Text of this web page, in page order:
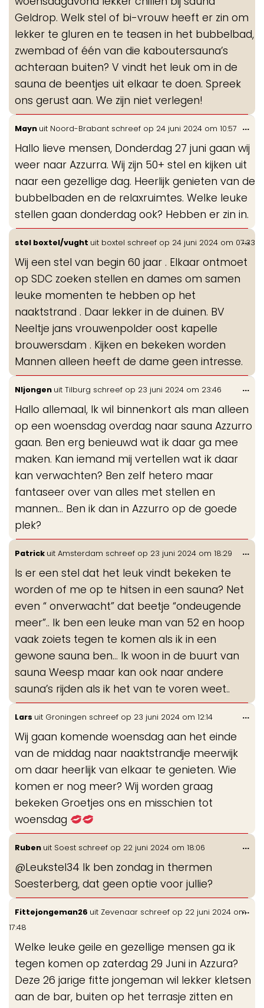
Geldrop. Welk stel of bi-vrouw heeft er zin om
lekker te gluren en te teasen in het bubbelbad,
zwembad of één van die kaboutersauna’s
achteraan buiten? V vindt het leuk om in de
sauna de beentjes uit elkaar te doen. Spreek
ons gerust aan. We zijn niet verlegen!
Mayn uit Noord-Brabant schreef op 24 juni 2024 om 10:57
Hallo lieve mensen, Donderdag 27 juni gaan wij
weer naar Azzurra. Wij zijn 50+ stel en kijken uit
naar een gezellige dag. Heerlijk genieten van de
bubbelbaden en de relaxruimtes. Welke leuke
stellen gaan donderdag ook? Hebben er zin in.
...
stel boxtel/vught uit boxtel schreef op 24 juni 2024 om 07:33
Wij een stel van begin 60 jaar . Elkaar ontmoet
op SDC zoeken stellen en dames om samen
leuke momenten te hebben op het
naaktstrand . Daar lekker in de duinen. BV
Neeltje jans vrouwenpolder oost kapelle
brouwersdam . Kijken en bekeken worden
Mannen alleen heeft de dame geen intresse.
...
Nljongen uit Tilburg schreef op 23 juni 2024 om 23:46
Hallo allemaal, Ik wil binnenkort als man alleen
op een woensdag overdag naar sauna Azzurro
gaan. Ben erg benieuwd wat ik daar ga mee
maken. Kan iemand mij vertellen wat ik daar
kan verwachten? Ben zelf hetero maar
fantaseer over van alles met stellen en
mannen... Ben ik dan in Azzurro op de goede
plek?
...
Patrick uit Amsterdam schreef op 23 juni 2024 om 18:29
Is er een stel dat het leuk vindt bekeken te
worden of me op te hitsen in een sauna? Net
even “ onverwacht” dat beetje “ondeugende
meer”.. Ik ben een leuke man van 52 en hoop
vaak zoiets tegen te komen als ik in een
gewone sauna ben… Ik woon in de buurt van
sauna Weesp maar kan ook naar andere
sauna’s rijden als ik het van te voren weet..
...
Lars uit Groningen schreef op 23 juni 2024 om 12:14
Wij gaan komende woensdag aan het einde
van de middag naar naaktstrandje meerwijk
om daar heerlijk van elkaar te genieten. Wie
komen er nog meer? Wij worden graag
bekeken Groetjes ons en misschien tot
woensdag
...
Ruben uit Soest schreef op 22 juni 2024 om 18:06
@Leukstel34 Ik ben zondag in thermen
Soesterberg, dat geen optie voor jullie?
...
Fittejongeman26 uit Zevenaar schreef op 22 juni 2024 om
17:48
Welke leuke geile en gezellige mensen ga ik
tegen komen op zaterdag 29 Juni in Azzura?
Deze 26 jarige fitte jongeman wil lekker kletsen
aan de bar, buiten op het terrasje zitten en
...